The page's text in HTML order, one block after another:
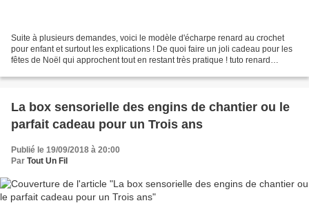
Suite à plusieurs demandes, voici le modèle d'écharpe renard au crochet
pour enfant et surtout les explications ! De quoi faire un joli cadeau pour les
fêtes de Noël qui approchent tout en restant très pratique ! tuto renard
La box sensorielle des engins de chantier ou le
parfait cadeau pour un Trois ans
Publié le 19/09/2018 à 20:00
Par Tout Un Fil